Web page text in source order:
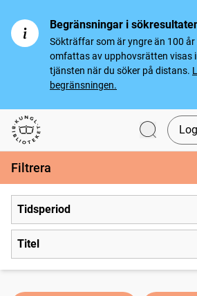
Begränsningar i
Sökträffar som är yngre än 100 år
omfattas av upphovsrätten visas
tjänsten när du söker på distans.
begränsningen.
Svenska tidningar
Filtrera
Tidsperiod
Titel